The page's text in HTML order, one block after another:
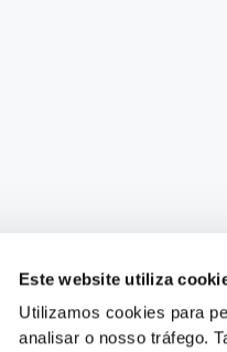
Este website utiliza
Utilizamos cookies para
analisar o nosso tráfego.